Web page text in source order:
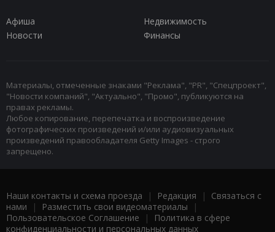
Афиша
Недвижимость
Новости
Финансы
Материалы, отмеченные знаками "Реклама", "PR", "Спецпроект",
"Новости компаний", "Актуально", "Промо", публикуются на
правах рекламы.
Любое копирование, перепечатка и воспроизведение
фотографических произведений и/или аудиовизуальных
произведений правообладателя Getty Images - строго
запрещено.
Наши контакты и схема проезда | Редакция | Связаться с
нами | Разместить свои видеоматериалы |
Пользовательское Соглашение |
Политика в сфере
конфиденциальности и персональных данных